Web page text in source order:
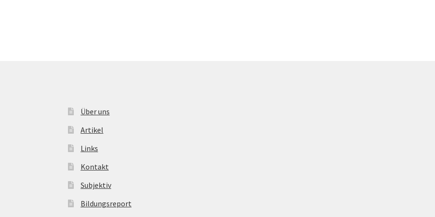
Über uns
Artikel
Links
Kontakt
Subjektiv
Bildungsreport